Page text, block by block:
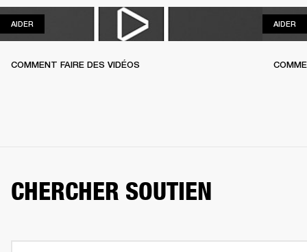
AIDER
COMMENT FAIRE DES VIDÉOS
AIDER
CHERCHER SOUTIEN